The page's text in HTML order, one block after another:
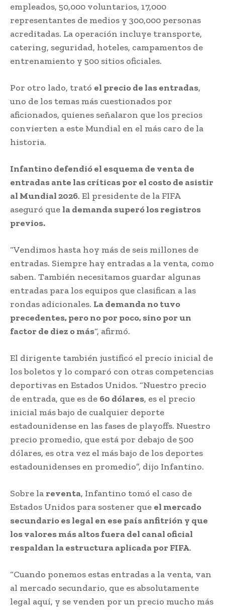
empleados, 50,000 voluntarios, 17,000
representantes de medios y 300,000 personas
acreditadas. La operación incluye transporte,
catering, seguridad, hoteles, campamentos de
entrenamiento y 500 sitios oficiales.
Por otro lado, trató el precio de las entradas,
uno de los temas más cuestionados por
aficionados, quienes señalaron que los precios
convierten a este Mundial en el más caro de la
historia.
Infantino defendió el esquema de venta de
entradas ante las críticas por el costo de asistir
al Mundial 2026. El presidente de la FIFA
aseguró que la demanda superó los registros
previos.
“Vendimos hasta hoy más de seis millones de
entradas. Siempre hay entradas a la venta, como
saben. También necesitamos guardar algunas
entradas para los equipos que clasifican a las
rondas adicionales. La demanda no tuvo
precedentes, pero no por poco, sino por un
factor de diez o más“, afirmó.
El dirigente también justificó el precio inicial de
los boletos y lo comparó con otras competencias
deportivas en Estados Unidos. “Nuestro precio
de entrada, que es de 60 dólares, es el precio
inicial más bajo de cualquier deporte
estadounidense en las fases de playoffs. Nuestro
precio promedio, que está por debajo de 500
dólares, es otra vez el más bajo de los deportes
estadounidenses en promedio”, dijo Infantino.
Sobre la reventa, Infantino tomó el caso de
Estados Unidos para sostener que el mercado
secundario es legal en ese país anfitrión y que
los valores más altos fuera del canal oficial
respaldan la estructura aplicada por FIFA.
“Cuando ponemos estas entradas a la venta, van
al mercado secundario, que es absolutamente
legal aquí, y se venden por un precio mucho más